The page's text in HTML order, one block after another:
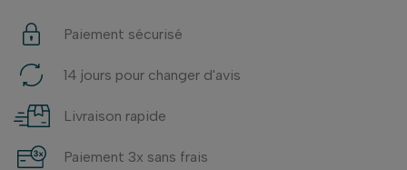
Paiement sécurisé
14 jours pour changer d'avis
Livraison rapide
Paiement 3x sans frais